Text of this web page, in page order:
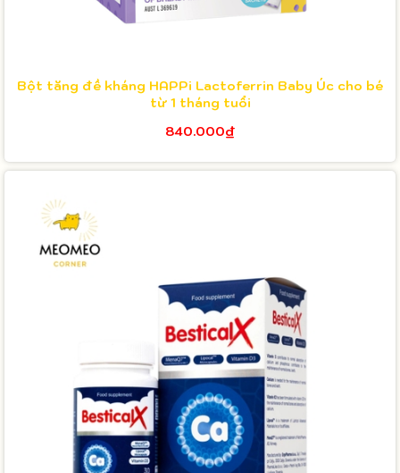
Bột tăng đề kháng HAPPi Lactoferrin Baby Úc cho bé
từ 1 tháng tuổi
840.000₫